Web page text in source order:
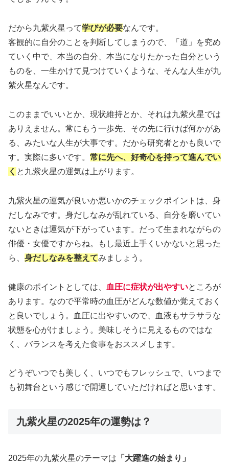
だから九紫火星って学びが必要なんです。
客観的に自分のことを判断してしまうので、「道」を究め
ていく中で、本当の自分、本当になりたかった自分という
ものを、一生かけて見つけていくような、そんな人生が九
紫火星なんです。
このままでいいとか、現状維持とか、それは九紫火星では
ありえません。常にもう一歩先、その先に行けば何かがあ
る、みたいな人生が大事です。だから研究者とかも良いで
す。実際に多いです。 常に先へ、好奇心を持って進んでい
く と九紫火星の運気は上がります。
九紫火星の運気が良いか悪いかのチェックポイントは、身
だしなみです。身だしなみが乱れている、自分を磨いてい
ないときは運気が下がっています。だって生まれながらの
俳優・女優ですからね。もし最近上手くいかないと思った
ら、 身だしなみを整えてみましょう。
健康のポイントとしては、 血圧に症状が出やすいところが
あります。なので平常時の血圧がどんな数値か覚えておく
と良いでしょう。血圧に出やすいので、血液もサラサラな
状態を心がけましょう。美味しそうに見えるものではな
く、バランスを考えた食事をおススメします。
どうぞいつでも美しく、いつでもフレッシュで、いつまで
も初舞台という感じで開運していただければと思います。
九紫火星の2025年の運勢は？
2025年の九紫火星のテーマは 「大躍進の始まり」